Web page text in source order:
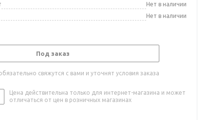
Нет в наличии
Нет в наличии
Под заказ
свяжутся с вами и уточнят условия заказа
Цена действительна только для интернет-магазина и может
отличаться от цен в розничных магазинах